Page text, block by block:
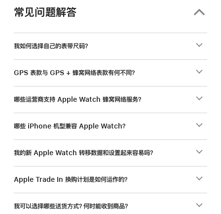
常见问题解答
我如何选择自己的表带尺码？
GPS 表款与 GPS + 蜂窝网络表款有何不同？
哪些运营商支持 Apple Watch 蜂窝网络服务？
哪些 iPhone 机型兼容 Apple Watch？
我的新 Apple Watch 转移数据和设置起来容易吗？
Apple Trade In 换购计划是如何运作的？
我可以选择哪些送货方式？何时能收到商品？